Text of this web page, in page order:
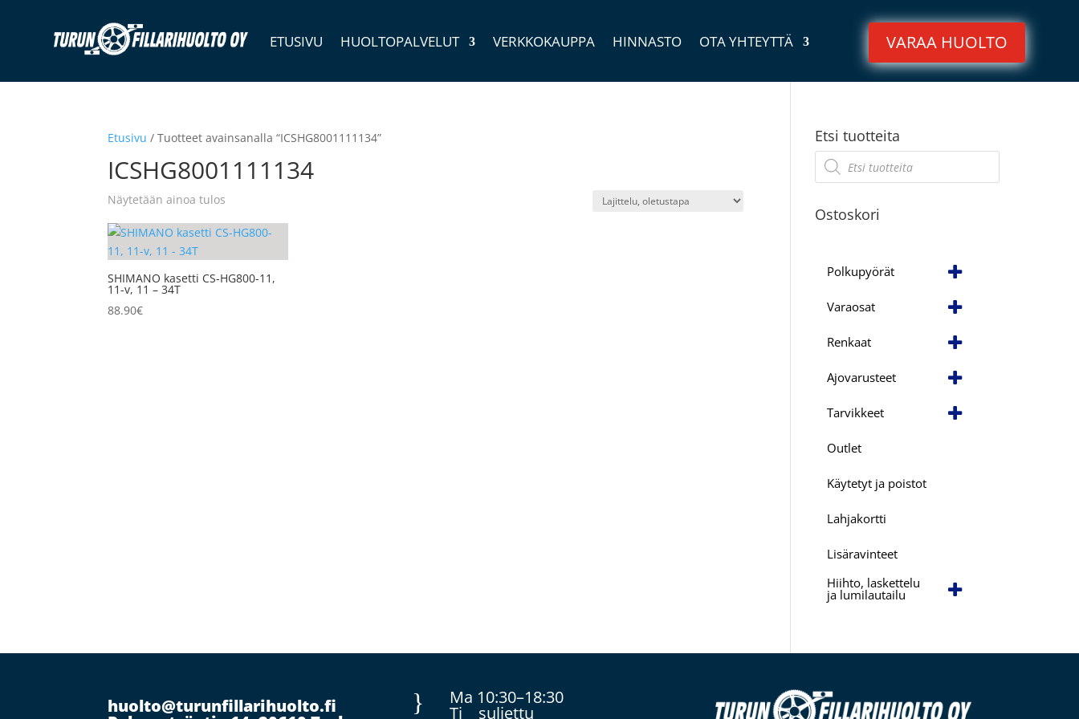
ETUSIVU HUOLTOPALVELUT VERKKOKAUPPA HINNASTO OTA YHTEYTTÄ VARAA HUOLTO
Etusivu / Tuotteet avainsanalla “ICSHG8001111134”
ICSHG8001111134
Näytetään ainoa tulos
SHIMANO kasetti CS-HG800-11,
11-v, 11 – 34T
88.90€
Etsi tuotteita
Products
search
Ostoskori
Polkupyörät
Varaosat
Renkaat
Ajovarusteet
Tarvikkeet
Outlet
Käytetyt ja poistot
Lahjakortti
Lisäravinteet
Hiihto, laskettelu
ja lumilautailu
huolto@turunfillarihuolto.fi } Ma 10:30–18:30
Ti suljettu